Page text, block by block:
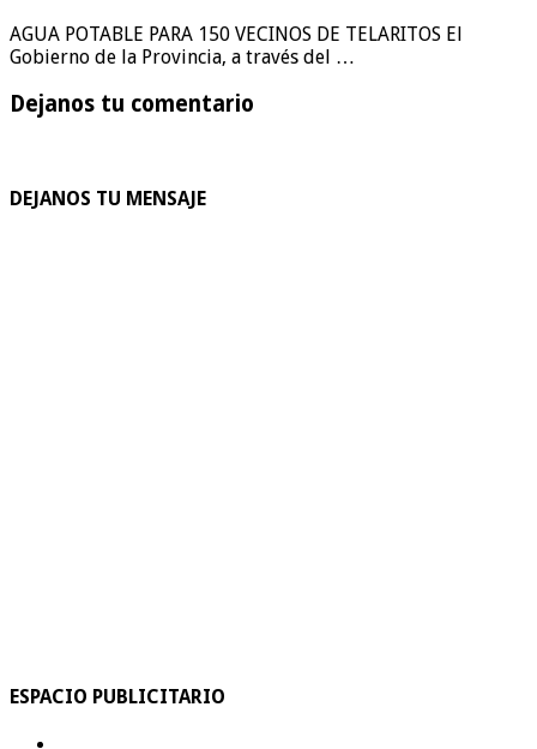
AGUA POTABLE PARA 150 VECINOS DE TELARITOS El
Gobierno de la Provincia, a través del …
Dejanos tu comentario
DEJANOS TU MENSAJE
ESPACIO PUBLICITARIO